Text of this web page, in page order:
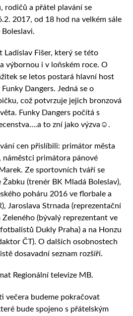
rodičů a přátel plavání se
2017, od 18 hod na velkém sále
Ladislav Fišer, který se této
výbornou i v loňském roce. O
se letos postará hlavní host
Dangers. Jedná se o
což potvrzuje jejich bronzová
Funky Dangers počítá s
to zní jako výzva☺.
cen přislíbili: primátor města
náměstci primátora pánové
Ze sportovních tváří se
Žabku (trenér BK Mladá Boleslav),
poháru 2016 ve florbale a
Jaroslava Strnada (reprezentační
(bývalý reprezentant ve
Dukly Praha) a na Honzu
ČT). O dalších osobnostech
dosavadní seznam rozšíří.
Regionální televize MB.
večera budeme pokračovat
bude spojeno s přátelským